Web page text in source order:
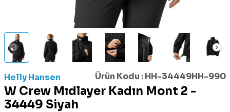
Helly Hansen Ürün Kodu :HH-34449HH-990
W Crew Mıdlayer Kadın Mont 2 -
34449 Siyah